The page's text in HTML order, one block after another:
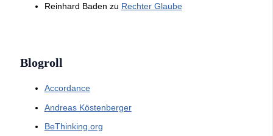
Reinhard Baden zu Rechter Glaube
Blogroll
Accordance
Andreas Köstenberger
BeThinking.org